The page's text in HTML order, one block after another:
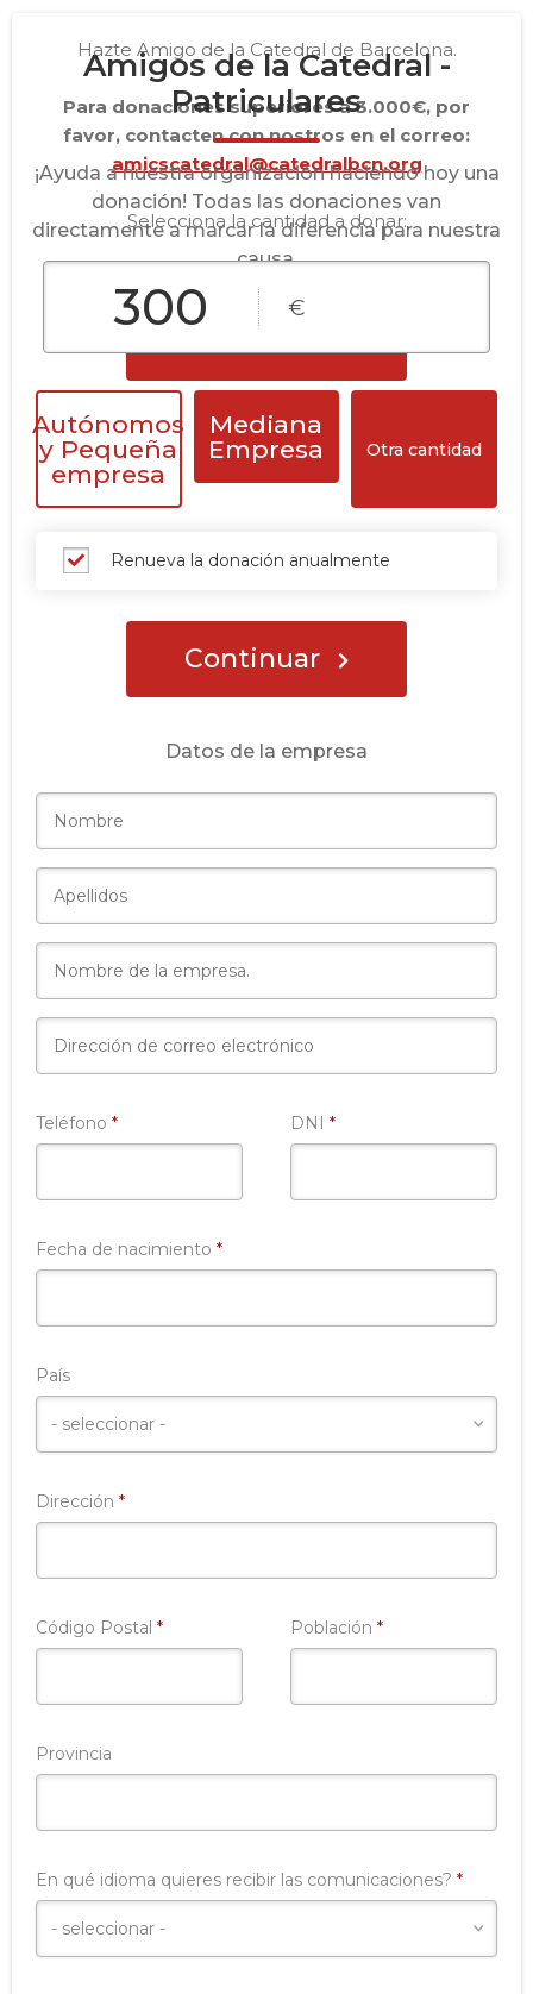
Amigos de la Catedral -
Patriculares
¡Ayuda a nuestra organización haciendo hoy una
donación! Todas las donaciones van
directamente a marcar la diferencia para nuestra
causa.
Hazte Amigo de la Catedral de Barcelona.
Para donaciones superiores a 3.000€, por
favor, contacten con nostros en el correo:
amicscatedral@catedralbcn.org
Selecciona la cantidad a donar:
€
Autónomos
y Pequeña
empresa
Mediana
Empresa
Otra cantidad
Renueva la donación anualmente
Continuar
Datos de la empresa
Teléfono *Requerido DNI *Requerido
Fecha de nacimiento *Requerido
País
Dirección *Requerido
Código Postal *Requerido Población *Requerido
Provincia
En qué idioma quieres recibir las comunicaciones? *